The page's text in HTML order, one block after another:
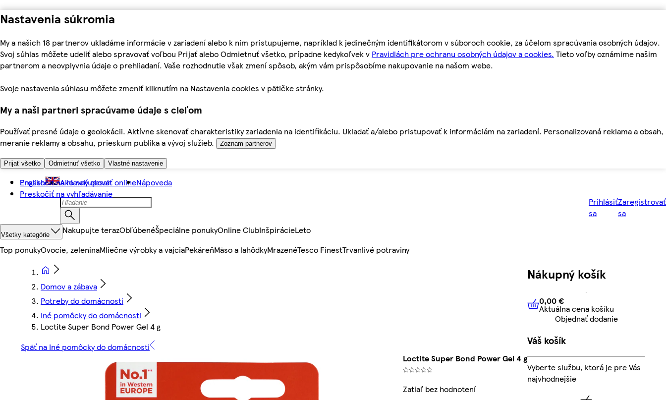
Nastavenia súkromia
My a našich 18 partnerov ukladáme informácie v zariadení alebo k nim pristupujeme, napríklad k jedinečným identifikátorom v súboroch cookie, za účelom spracúvania osobných údajov.
Svoj súhlas môžete udeliť alebo spravovať voľbou Prijať alebo Odmietnuť všetko, prípadne kedykoľvek v Pravidlách pre ochranu osobných údajov a cookies. Tieto voľby oznámime našim
partnerom a neovplyvnia údaje o prehliadaní. Vaše rozhodnutie však zmení spôsob, akým vám prispôsobíme nakupovanie na našom webe.
Svoje nastavenia súhlasu môžete zmeniť kliknutím na Nastavenia cookies v pätičke stránky.
My a naši partneri spracúvame údaje s cieľom
Používať presné údaje o geolokácii. Aktívne skenovať charakteristiky zariadenia na identifikáciu. Ukladať a/alebo pristupovať k informáciám na zariadení. Personalizovaná reklama a obsah,
meranie reklamy a obsahu, prieskum publika a vývoj služieb.
Zoznam partnerov
Prijať všetko Odmietnuť všetko Vlastné nastavenie
Preskočiť na hlavný obsah
Preskočiť na vyhľadávanie
English Ako nakupovať onlineNápoveda
Prihlásiť
sa
Zaregistrovať
sa
Všetky kategórie Nakupujte terazObľúbenéŠpeciálne ponukyOnline ClubInšpirácieLeto
Top ponukyOvocie, zeleninaMliečne výrobky a vajciaPekáreňMäso a lahôdkyMrazenéTesco FinestTrvanlivé potraviny
Domov a zábava
Potreby do domácnosti
Iné pomôcky do domácnosti
Loctite Super Bond Power Gel 4 g
Späť na Iné pomôcky do domácnosti
Loctite Super Bond Power Gel 4 g
Zatiaľ bez hodnotení
Nákupný košík
0,00 € Aktuálna cena košíku
0,00 €
Aktuálna cena košíku
Objednať dodanie
Váš košík
Vyberte službu, ktorá je pre Vás
najvhodnejšie